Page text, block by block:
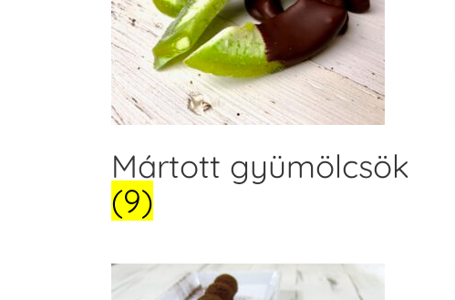
Mártott gyümölcsök
(9)